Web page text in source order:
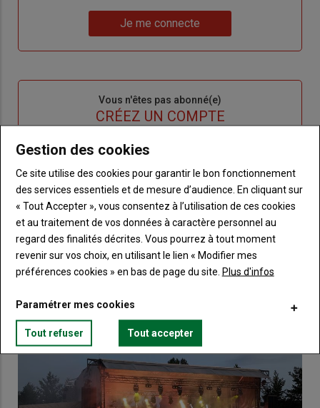
de
me
Je me connecte
Vous n'êtes pas abonné(e)
CRÉEZ UN COMPTE
BodyChoisissez votre formule et créez votre
compte pour accéder à tout Terre de
Touraine.
Créez un compte
VOUS AIMEREZ AUSSI
Gestion des cookies
Ce site utilise des cookies pour garantir le bon fonctionnement
des services essentiels et de mesure d’audience. En cliquant sur
« Tout Accepter », vous consentez à l’utilisation de ces cookies
et au traitement de vos données à caractère personnel au
regard des finalités décrites. Vous pourrez à tout moment
revenir sur vos choix, en utilisant le lien « Modifier mes
préférences cookies » en bas de page du site. Plus d'infos
Paramétrer mes cookies
Tout refuser Tout accepter